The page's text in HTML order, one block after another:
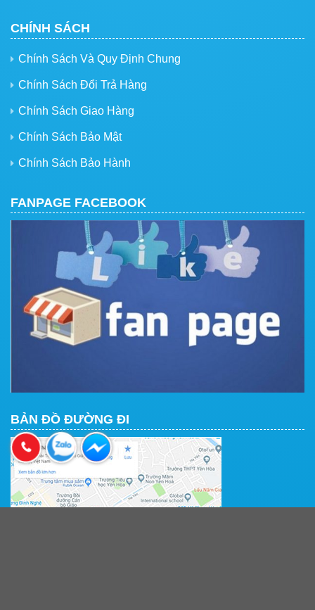
CHÍNH SÁCH
Chính Sách Và Quy Định Chung
Chính Sách Đổi Trả Hàng
Chính Sách Giao Hàng
Chính Sách Bảo Mật
Chính Sách Bảo Hành
FANPAGE FACEBOOK
BẢN ĐỒ ĐƯỜNG ĐI